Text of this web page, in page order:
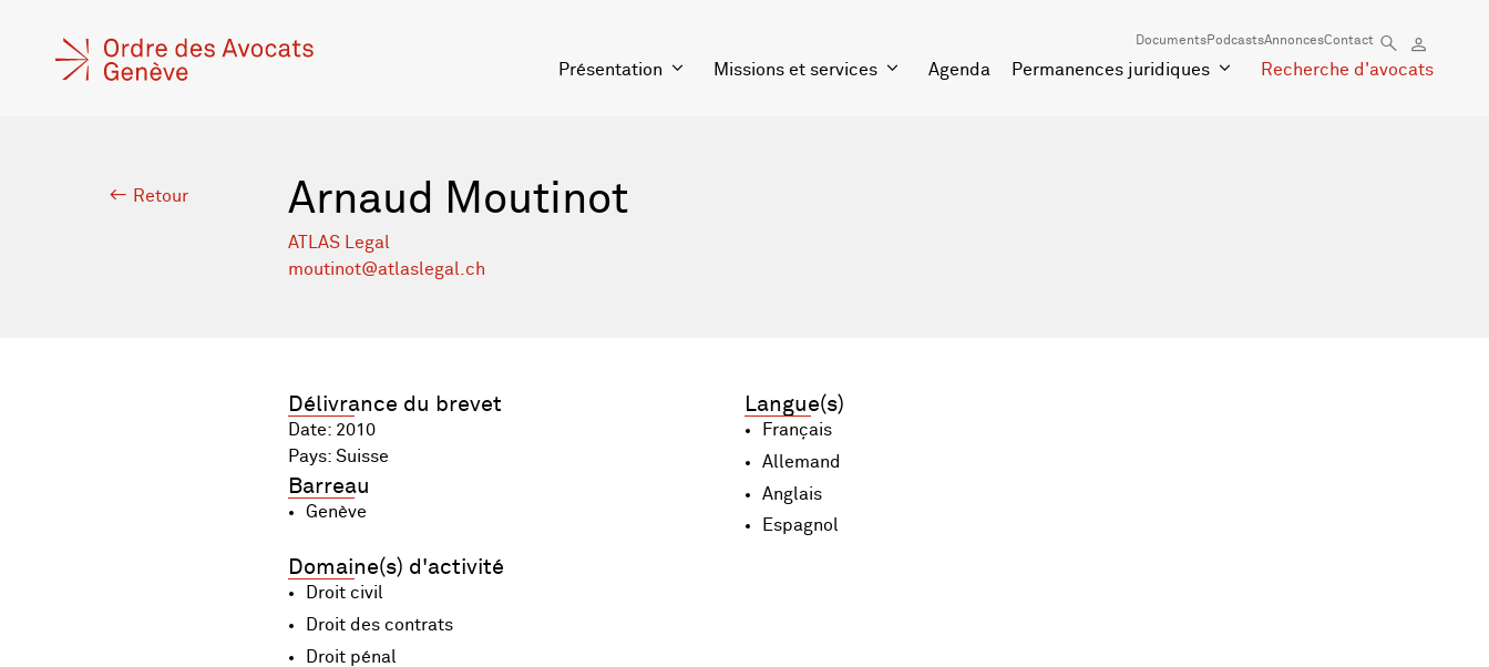
DocumentsPodcastsAnnoncesContact
Présentation Missions et services Agenda Permanences juridiques Recherche d'avocats
Retour Arnaud Moutinot
ATLAS Legal
moutinot@atlaslegal.ch
Délivrance du brevet
Date: 2010
Pays: Suisse
Barreau
Genève
Langue(s)
Français
Allemand
Anglais
Espagnol
Domaine(s) d'activité
Droit civil
Droit des contrats
Droit pénal